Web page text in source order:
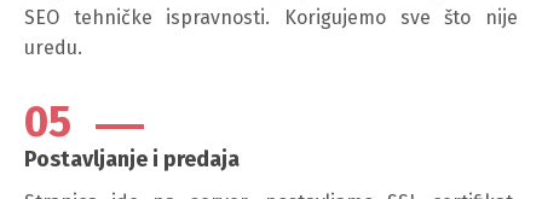
SEO tehničke ispravnosti. Korigujemo sve što nije
uredu.
05
Postavljanje i predaja